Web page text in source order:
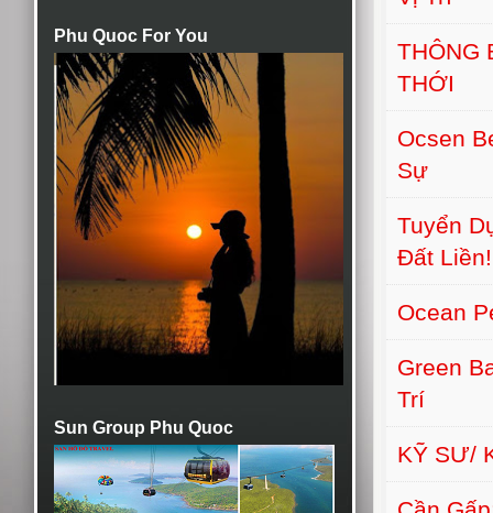
Phu Quoc For You
Sun Group Phu Quoc
THÔNG
THỚI
Ocsen
Sự
Tuyển
Đất
Ocean
Green
Trí
KỸ SƯ/